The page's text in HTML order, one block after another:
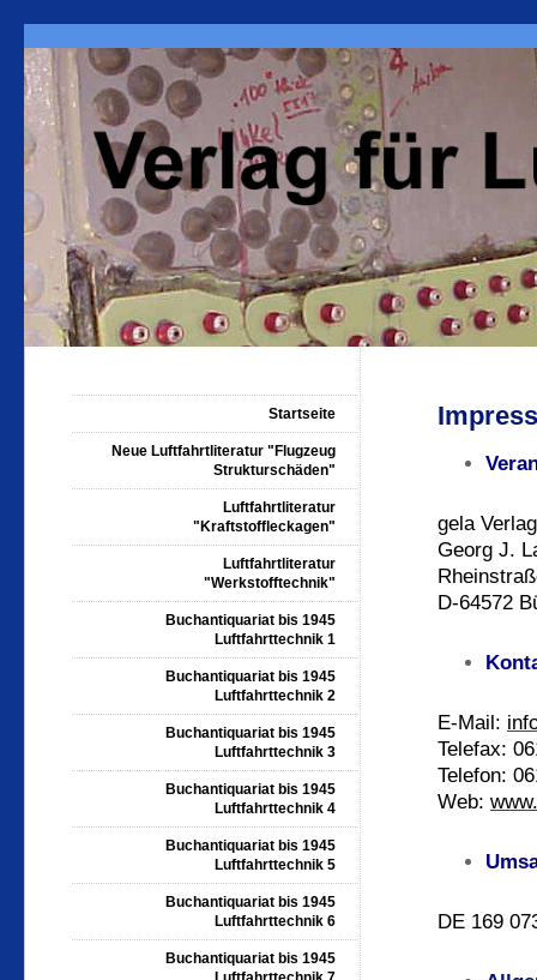
gela
Georg J.
D-64572
E-Mail:
Telefax:
Telefon:
Web:
DE 169
Startseite
Neue Luftfahrtliteratur "Flugzeug
Strukturschäden"
Luftfahrtliteratur
"Kraftstoffleckagen"
Luftfahrtliteratur
"Werkstofftechnik"
Buchantiquariat bis 1945
Luftfahrttechnik 1
Buchantiquariat bis 1945
Luftfahrttechnik 2
Buchantiquariat bis 1945
Luftfahrttechnik 3
Buchantiquariat bis 1945
Luftfahrttechnik 4
Buchantiquariat bis 1945
Luftfahrttechnik 5
Buchantiquariat bis 1945
Luftfahrttechnik 6
Buchantiquariat bis 1945